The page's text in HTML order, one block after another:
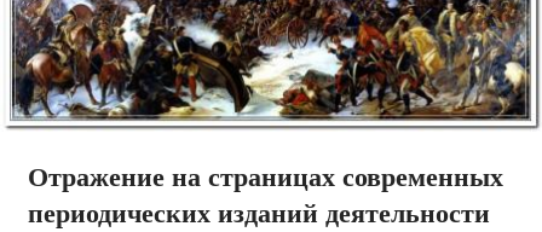
Отражение на страницах современных
периодических изданий деятельности